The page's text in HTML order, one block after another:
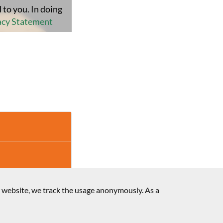
you. In doing
Statement
we track the usage anonymously. As a